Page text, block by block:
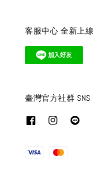
客服中心 全新上線
臺灣官方社群 SNS